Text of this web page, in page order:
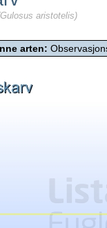
aristotelis)
arten: